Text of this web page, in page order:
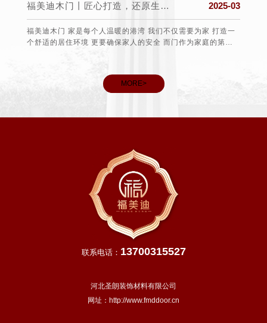
福美迪木门丨匠心打造，还原生活真实的本质 2025-03
福美迪木门 家是每个人温暖的港湾 我们不仅需要为家 打造一
个舒适的居住环境 更要确保家人的安全 而门作为家庭的第一
MORE>
联系电话： 13700315527
河北圣朗装饰材料有限公司
网址： http://www.fmddoor.cn